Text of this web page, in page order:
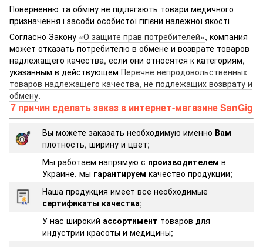
Поверненню та обміну не підлягають товари медичного
призначення і засоби особистої гігієни належної якості
Согласно Закону «О защите прав потребителей», компания
может отказать потребителю в обмене и возврате товаров
надлежащего качества, если они относятся к категориям,
указанным в действующем Перечне непродовольственных
товаров надлежащего качества, не подлежащих возврату и
обмену.
7 причин сделать заказ в интернет-магазине SanGig
Вы можете заказать необходимую именно Вам
плотность, ширину и цвет;
Мы работаем напрямую с производителем в
Украине, мы гарантируем качество продукции;
Наша продукция имеет все необходимые
сертификаты качества;
У нас широкий ассортимент товаров для
индустрии красоты и медицины;